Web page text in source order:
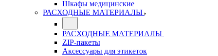
Шкафы медицинские
РАСХОДНЫЕ МАТЕРИАЛЫ
РАСХОДНЫЕ МАТЕРИАЛЫ
ZIP-пакеты
Аксессуары для этикеток